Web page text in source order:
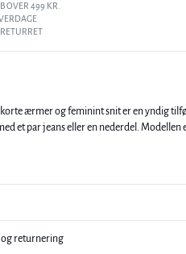
OVER 499 KR.
korte ærmer og feminint snit er en yndig
en nederdel. Modellen er 176 cm høj og er iført en størrelse
og returnering